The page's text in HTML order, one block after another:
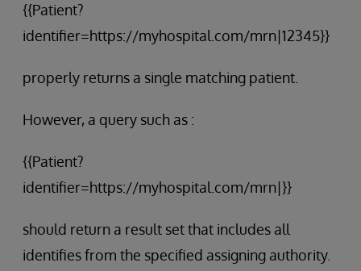
{{Patient?
identifier=https://myhospital.com/mrn|12345}}
properly returns a single matching patient.
However, a query such as :
{{Patient?
identifier=https://myhospital.com/mrn|}}
should return a result set that includes all
identifies from the specified assigning authority.